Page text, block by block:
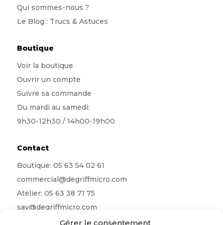
Gérer le consentement
Qui sommes-nous ?
Le Blog : Trucs & Astuces
Boutique
Voir la boutique
Ouvrir un compte
Suivre sa commande
Du mardi au samedi:
9h30-12h30 / 14h00-19h00
Contact
Boutique: 05 63 54 02 61
commercial@degriffmicro.com
Atelier: 05 63 38 71 75
sav@degriffmicro.com
albi@degriffmicro.com